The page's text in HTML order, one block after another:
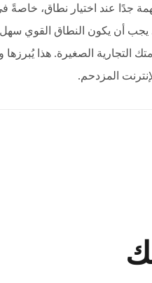
مهمة جدًا عند اختيار نطاق،
أن يكون النطاق القوي سهل
التجارية الصغيرة. هذا يُبرزها
المزدحم.